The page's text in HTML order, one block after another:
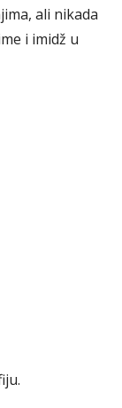
ali nikada
i imidž u